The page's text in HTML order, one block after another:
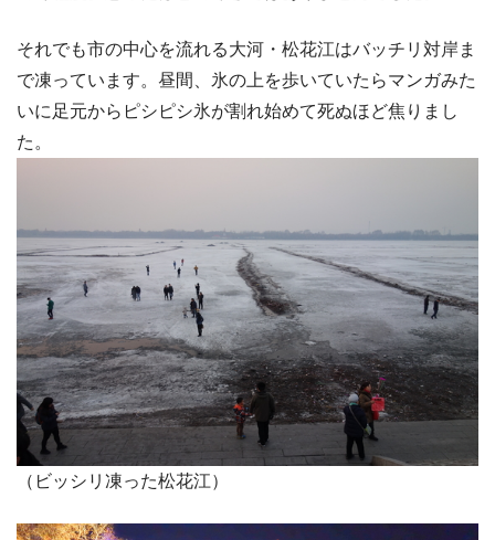
それでも市の中心を流れる大河・松花江はバッチリ対岸ま
で凍っています。昼間、氷の上を歩いていたらマンガみた
いに足元からピシピシ氷が割れ始めて死ぬほど焦りまし
た。
（ビッシリ凍った松花江）